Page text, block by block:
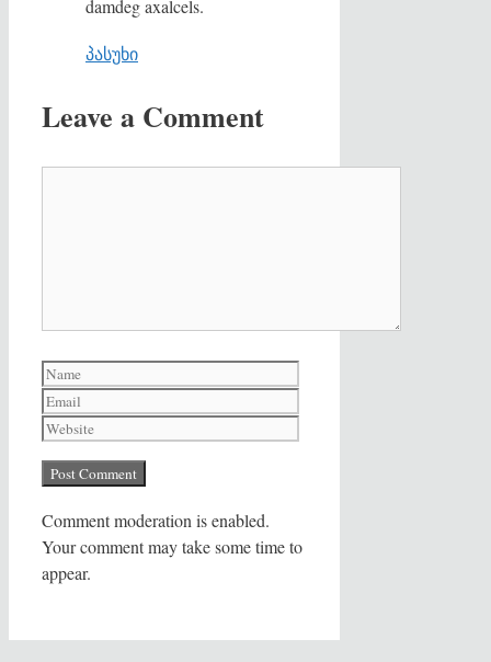
damdeg axalcels.
პასუხი
Leave a Comment
Name
Comment moderation is enabled.
Your comment may take some time to
appear.